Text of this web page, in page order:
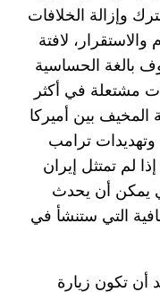
وإزالة الخلافات
لافتة
بالغة الحساسية
مشتعلة في أكثر
المخيف بين أميركا
وتهديدات ترامب
لم تمتثل إيران
يمكن أن يحدث
التي ستنشأ في
أن تكون زيارة